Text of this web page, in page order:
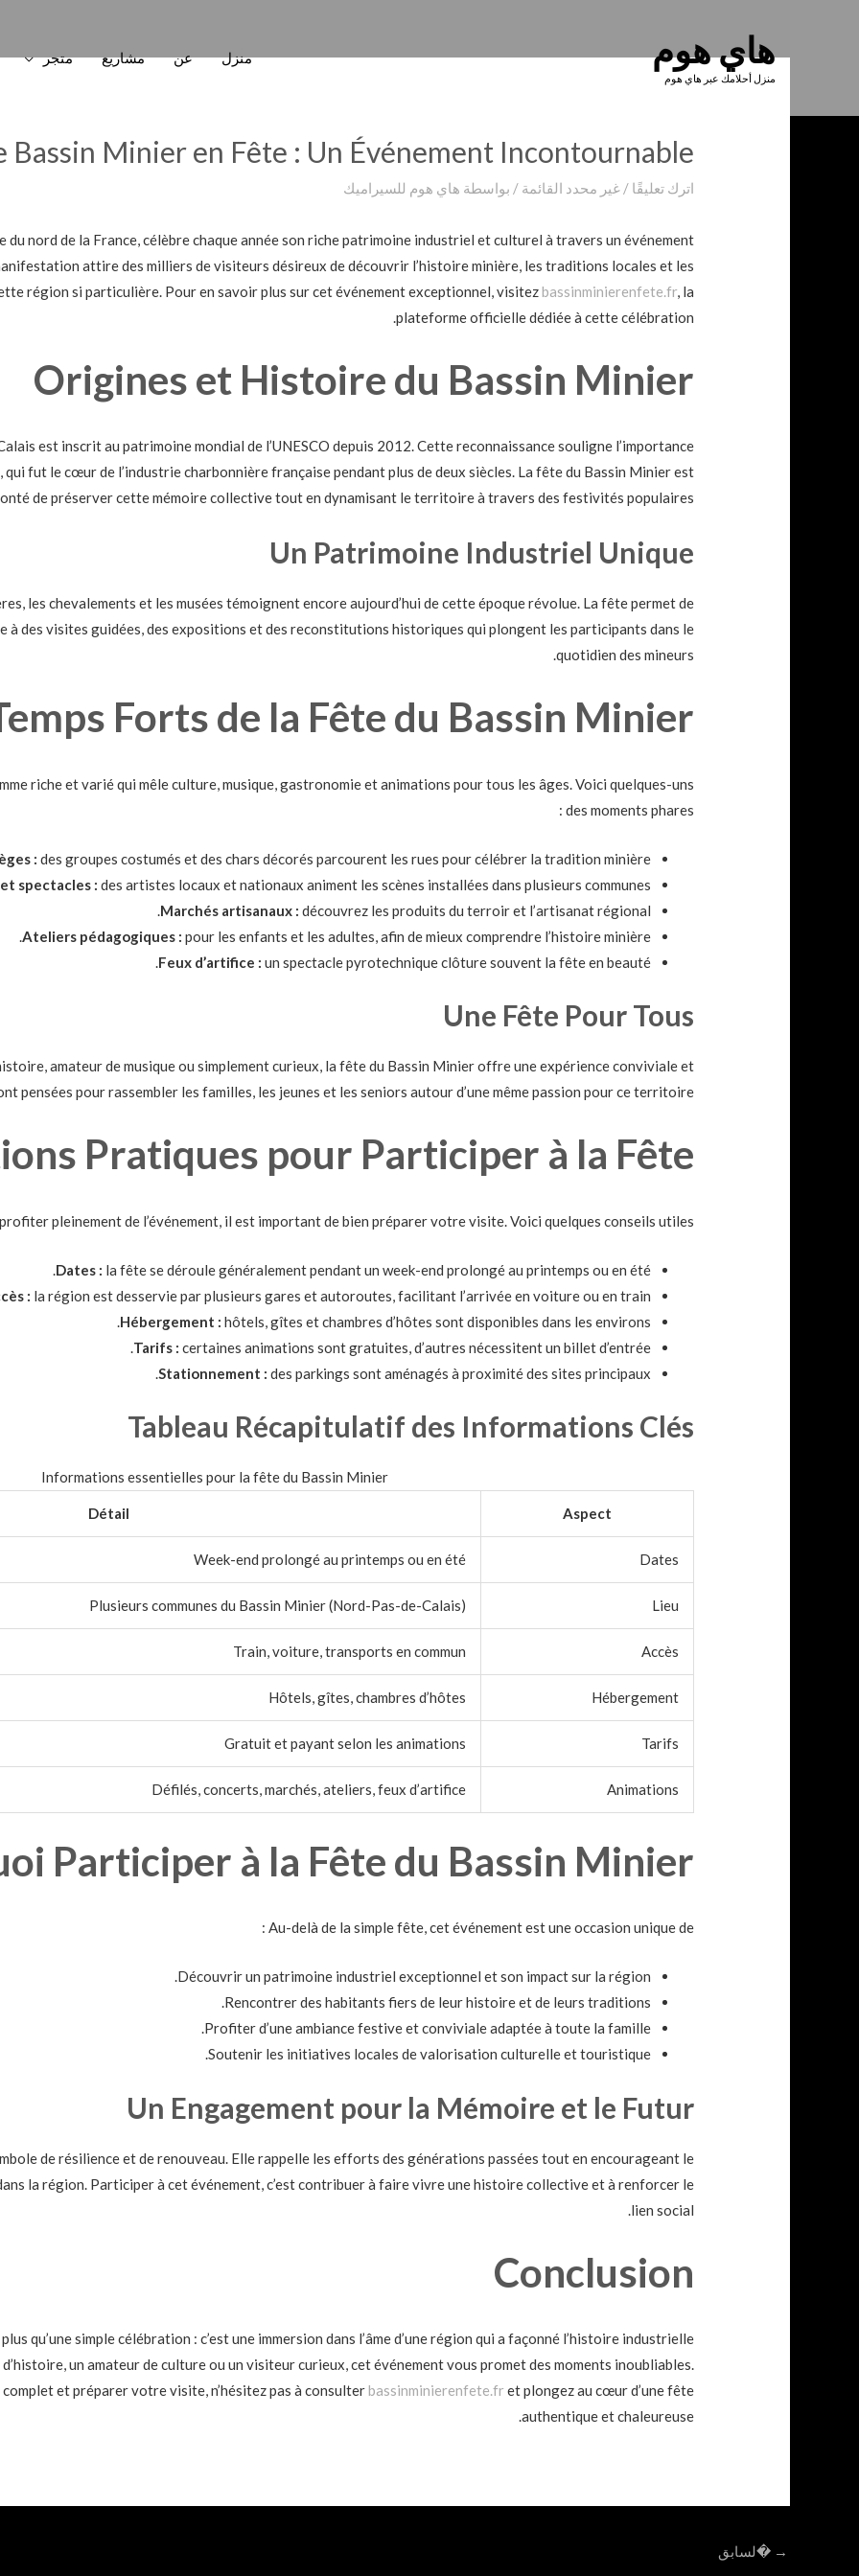
هاي هوم
منزل أحلامك عبر هاي هوم
منزل عن مشاريع متجر
Bassin Minier en Fête : Un Événement Incontournable
اترك تعليقًا /غير محدد القائمة / بواسطة هاي هوم للسيراميك
du nord de la France, célèbre chaque année son riche patrimoine industriel et culturel à travers un événement
attire des milliers de visiteurs désireux de découvrir l’histoire minière, les traditions locales et les
région si particulière. Pour en savoir plus sur cet événement exceptionnel, visitezbassinminierenfete.fr, la
plateforme officielle dédiée à cette célébration.
Origines et Histoire du Bassin Minier
est inscrit au patrimoine mondial de l’UNESCO depuis 2012. Cette reconnaissance souligne l’importance
fut le cœur de l’industrie charbonnière française pendant plus de deux siècles. La fête du Bassin Minier est
de préserver cette mémoire collective tout en dynamisant le territoire à travers des festivités populaires.
Un Patrimoine Industriel Unique
les chevalements et les musées témoignent encore aujourd’hui de cette époque révolue. La fête permet de
à des visites guidées, des expositions et des reconstitutions historiques qui plongent les participants dans le
quotidien des mineurs.
Forts de la Fête du Bassin Minier
riche et varié qui mêle culture, musique, gastronomie et animations pour tous les âges. Voici quelques-uns
des moments phares :
: des groupes costumés et des chars décorés parcourent les rues pour célébrer la tradition minière.
spectacles : des artistes locaux et nationaux animent les scènes installées dans plusieurs communes.
Marchés artisanaux : découvrez les produits du terroir et l’artisanat régional.
Ateliers pédagogiques : pour les enfants et les adultes, afin de mieux comprendre l’histoire minière.
Feux d’artifice : un spectacle pyrotechnique clôture souvent la fête en beauté.
Une Fête Pour Tous
amateur de musique ou simplement curieux, la fête du Bassin Minier offre une expérience conviviale et
pensées pour rassembler les familles, les jeunes et les seniors autour d’une même passion pour ce territoire.
Pratiques pour Participer à la Fête
pleinement de l’événement, il est important de bien préparer votre visite. Voici quelques conseils utiles :
Dates : la fête se déroule généralement pendant un week-end prolongé au printemps ou en été.
: la région est desservie par plusieurs gares et autoroutes, facilitant l’arrivée en voiture ou en train.
Hébergement : hôtels, gîtes et chambres d’hôtes sont disponibles dans les environs.
Tarifs : certaines animations sont gratuites, d’autres nécessitent un billet d’entrée.
Stationnement : des parkings sont aménagés à proximité des sites principaux.
Tableau Récapitulatif des Informations Clés
Informations essentielles pour la fête du Bassin Minier
Aspect
Détail
Dates
Week-end prolongé au printemps ou en été
Lieu
Plusieurs communes du Bassin Minier (Nord-Pas-de-Calais)
Accès
Train, voiture, transports en commun
Hébergement
Hôtels, gîtes, chambres d’hôtes
Tarifs
Gratuit et payant selon les animations
Animations
Défilés, concerts, marchés, ateliers, feux d’artifice
Participer à la Fête du Bassin Minier ?
Au-delà de la simple fête, cet événement est une occasion unique de :
Découvrir un patrimoine industriel exceptionnel et son impact sur la région.
Rencontrer des habitants fiers de leur histoire et de leurs traditions.
Profiter d’une ambiance festive et conviviale adaptée à toute la famille.
Soutenir les initiatives locales de valorisation culturelle et touristique.
Un Engagement pour la Mémoire et le Futur
de résilience et de renouveau. Elle rappelle les efforts des générations passées tout en encourageant le
la région. Participer à cet événement, c’est contribuer à faire vivre une histoire collective et à renforcer le
lien social.
Conclusion
qu’une simple célébration : c’est une immersion dans l’âme d’une région qui a façonné l’histoire industrielle
un amateur de culture ou un visiteur curieux, cet événement vous promet des moments inoubliables.
et préparer votre visite, n’hésitez pas à consulterbassinminierenfete.fr et plongez au cœur d’une fête
authentique et chaleureuse.
Post→ �لسابق